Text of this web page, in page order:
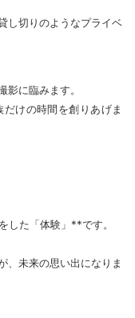
し切りのようなプライベ
に臨みます。
けの時間を創りあげま
した「体験」**です。
、未来の思い出になりま